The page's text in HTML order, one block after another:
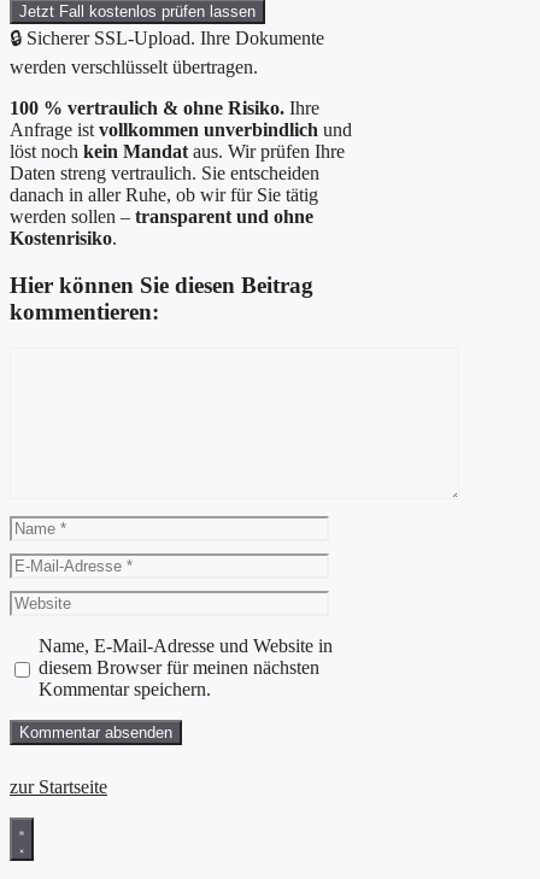
Jetzt Fall kostenlos prüfen lassen
🔒 Sicherer SSL-Upload. Ihre Dokumente
werden verschlüsselt übertragen.
100 % vertraulich & ohne Risiko. Ihre
Anfrage ist vollkommen unverbindlich und
löst noch kein Mandat aus. Wir prüfen Ihre
Daten streng vertraulich. Sie entscheiden
danach in aller Ruhe, ob wir für Sie tätig
werden sollen – transparent und ohne
Kostenrisiko.
Hier können Sie diesen Beitrag
kommentieren:
Name
E-
Mail-
Adresse
Website
Name, E-Mail-Adresse und Website in
diesem Browser für meinen nächsten
Kommentar speichern.
zur Startseite